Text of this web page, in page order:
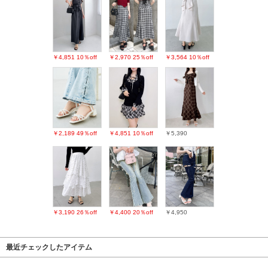
￥4,851 10％off ￥2,970 25％off ￥3,564 10％off
￥2,189 49％off ￥4,851 10％off ￥5,390
￥3,190 26％off ￥4,400 20％off ￥4,950
最近チェックしたアイテム